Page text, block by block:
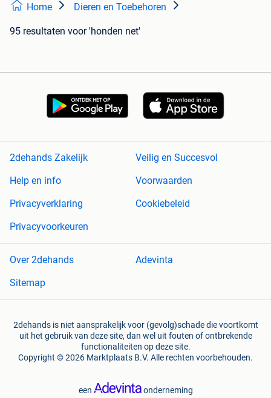
Home Dieren en Toebehoren
95 resultaten voor 'honden net'
2dehands Zakelijk
Veilig en Succesvol
Help en info
Voorwaarden
Privacyverklaring
Cookiebeleid
Privacyvoorkeuren
Over 2dehands
Adevinta
Sitemap
2dehands is niet aansprakelijk voor (gevolg)schade die voortkomt
uit het gebruik van deze site, dan wel uit fouten of ontbrekende
functionaliteiten op deze site.
Copyright © 2026 Marktplaats B.V. Alle rechten voorbehouden.
een onderneming